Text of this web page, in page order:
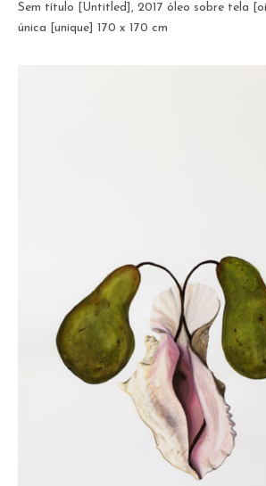
Sem título [Untitled], 2017 óleo sobre tela
única [unique] 170 x 170 cm